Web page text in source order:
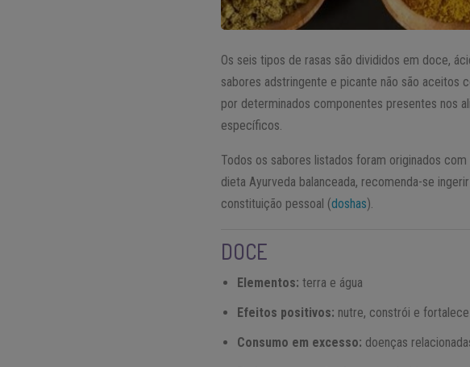
Os seis tipos de rasas são divididos em doce,
sabores adstringente e picante não são aceitos
por determinados componentes presentes nos
específicos.
Todos os sabores listados foram originados
dieta Ayurveda balanceada, recomenda-se
constituição pessoal (doshas).
DOCE
Elementos: terra e água
Efeitos positivos: nutre, constrói e
Consumo em excesso: doenças